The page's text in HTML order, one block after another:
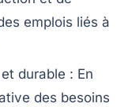
emplois liés à
durable : En
des besoins